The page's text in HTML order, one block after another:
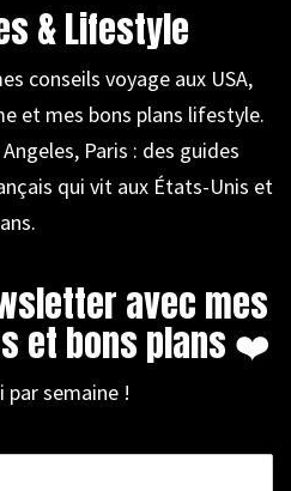
& Lifestyle
conseils voyage aux USA,
et mes bons plans lifestyle.
Paris : des guides
qui vit aux États-Unis et
avec mes
et bons plans ❤️
par semaine !